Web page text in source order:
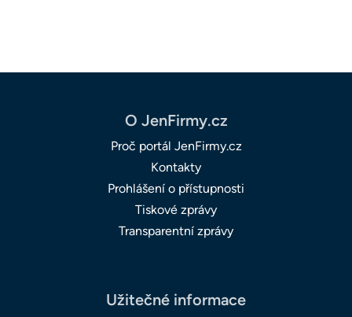
O JenFirmy.cz
Proč portál JenFirmy.cz
Kontakty
Prohlášení o přístupnosti
Tiskové zprávy
Transparentní zprávy
Užitečné informace